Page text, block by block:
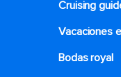
Cruising
Vacaciones
Bodas royal